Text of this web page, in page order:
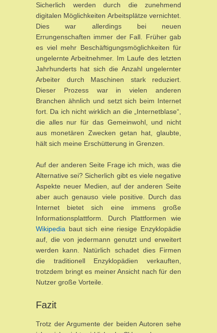
Sicherlich werden durch die zunehmend
digitalen Möglichkeiten Arbeitsplätze vernichtet.
Dies war allerdings bei neuen
Errungenschaften immer der Fall. Früher gab
es viel mehr Beschäftigungsmöglichkeiten für
ungelernte Arbeitnehmer. Im Laufe des letzten
Jahrhunderts hat sich die Anzahl ungelernter
Arbeiter durch Maschinen stark reduziert.
Dieser Prozess war in vielen anderen
Branchen ähnlich und setzt sich beim Internet
fort. Da ich nicht wirklich an die „Internetblase“,
die alles nur für das Gemeinwohl, und nicht
aus monetären Zwecken getan hat, glaubte,
hält sich meine Erschütterung in Grenzen.
Auf der anderen Seite Frage ich mich, was die
Alternative sei? Sicherlich gibt es viele negative
Aspekte neuer Medien, auf der anderen Seite
aber auch genauso viele positive. Durch das
Internet bietet sich eine immens große
Informationsplattform. Durch Plattformen wie
Wikipedia baut sich eine riesige Enzyklopädie
auf, die von jedermann genutzt und erweitert
werden kann. Natürlich schadet dies Firmen
die traditionell Enzyklopädien verkauften,
trotzdem bringt es meiner Ansicht nach für den
Nutzer große Vorteile.
Fazit
Trotz der Argumente der beiden Autoren sehe